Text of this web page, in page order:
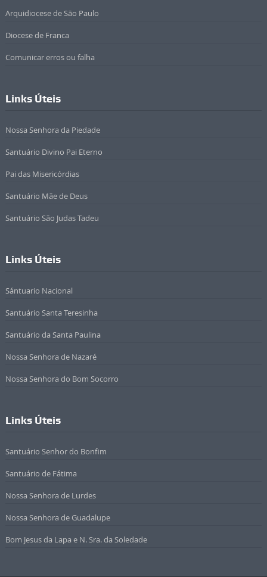
Arquidiocese de São Paulo
Diocese de Franca
Comunicar erros ou falha
Links Úteis
Nossa Senhora da Piedade
Santuário Divino Pai Eterno
Pai das Misericórdias
Santuário Mãe de Deus
Santuário São Judas Tadeu
Links Úteis
Sántuario Nacional
Santuário Santa Teresinha
Santuário da Santa Paulina
Nossa Senhora de Nazaré
Nossa Senhora do Bom Socorro
Links Úteis
Santuário Senhor do Bonfim
Santuário de Fátima
Nossa Senhora de Lurdes
Nossa Senhora de Guadalupe
Bom Jesus da Lapa e N. Sra. da Soledade